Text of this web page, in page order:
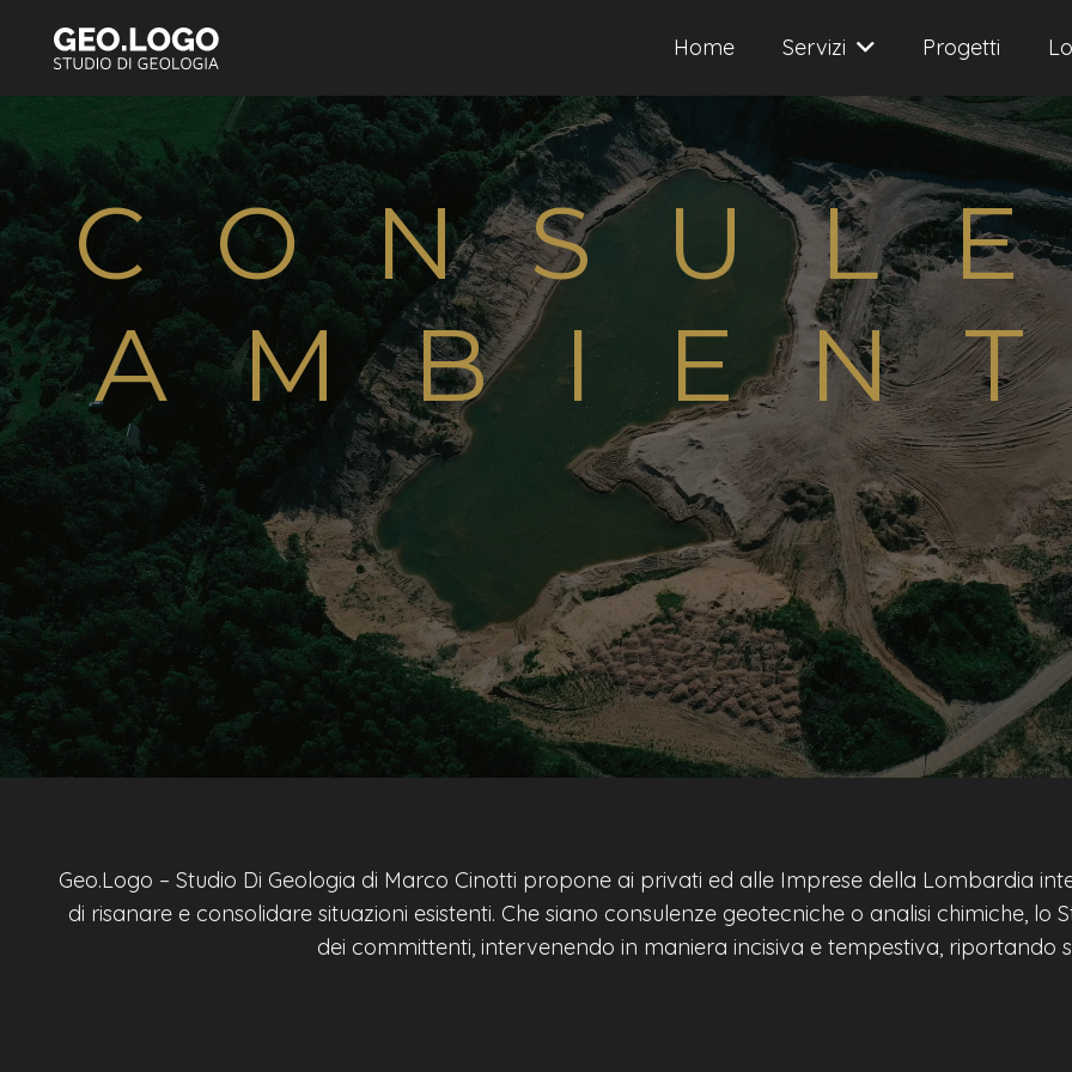
Home Servizi Progetti
Geo.Logo – Studio Di Geologia di Marco Cinotti propone ai privati ed alle Imprese della Lombardia
di risanare e consolidare situazioni esistenti. Che siano consulenze geotecniche o analisi chimiche,
dei committenti, intervenendo in maniera incisiva e tempestiva, riportando